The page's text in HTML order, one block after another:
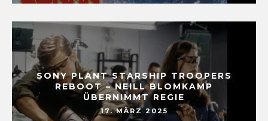
SONY PLANT STARSHIP TROOPERS
REBOOT – NEILL BLOMKAMP
ÜBERNIMMT REGIE
17. MÄRZ 2025